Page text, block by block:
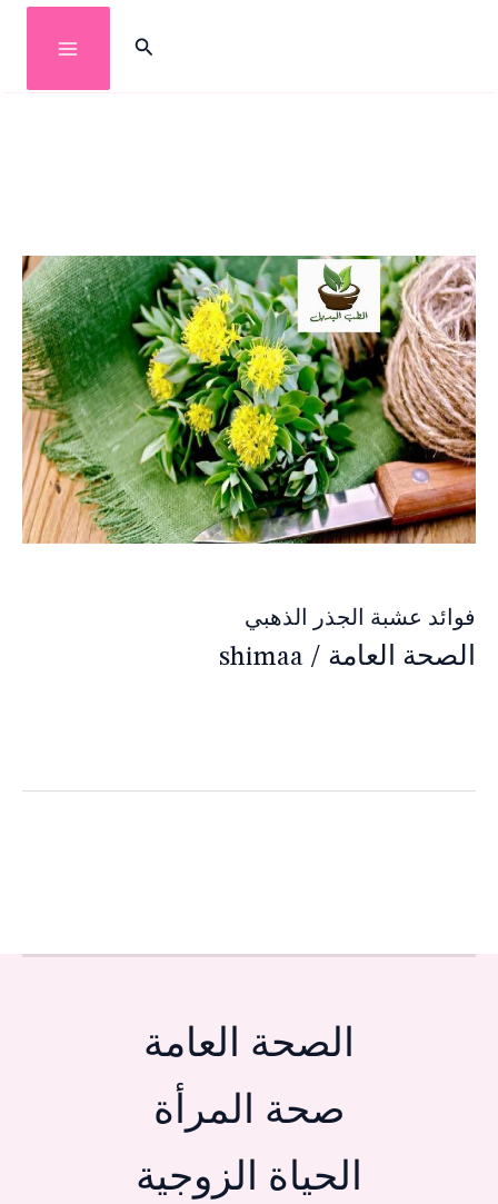
البحث
فوائد عشبة الجذر الذهبي
الصحة العامة /
shimaa
الصحة العامة
صحة المرأة
الحياة الزوجية